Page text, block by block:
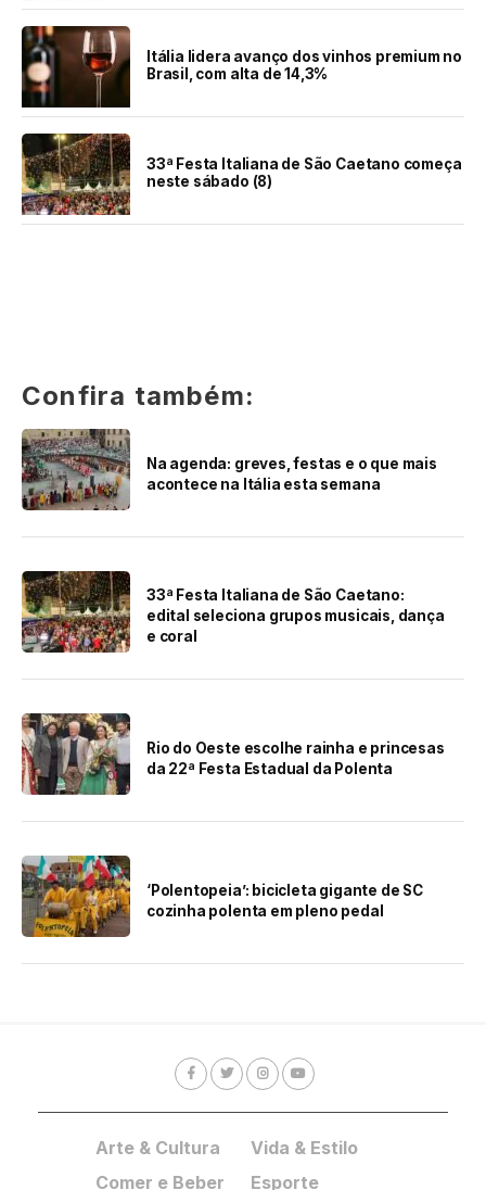
Itália lidera avanço dos vinhos premium no
Brasil, com alta de 14,3%
33ª Festa Italiana de São Caetano começa
neste sábado (8)
Confira também:
Na agenda: greves, festas e o que mais
acontece na Itália esta semana
33ª Festa Italiana de São Caetano:
edital seleciona grupos musicais, dança
e coral
Rio do Oeste escolhe rainha e princesas
da 22ª Festa Estadual da Polenta
‘Polentopeia’: bicicleta gigante de SC
cozinha polenta em pleno pedal
Arte & Cultura
Comer e Beber
Vida & Estilo
Esporte